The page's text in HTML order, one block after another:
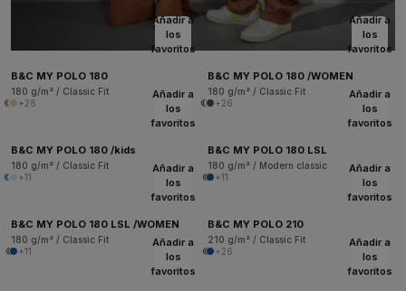
Añadir a
los
favoritos
B&C MY POLO 180
180 g/m² / Classic Fit
+26
Añadir a
los
favoritos
B&C MY POLO 180 /WOMEN
180 g/m² / Classic Fit
+26
Añadir a
los
favoritos
B&C MY POLO 180 /kids
180 g/m² / Classic Fit
+11
Añadir a
los
favoritos
B&C MY POLO 180 LSL
180 g/m² / Modern classic
+11
Añadir a
los
favoritos
B&C MY POLO 180 LSL /WOMEN
180 g/m² / Classic Fit
+11
Añadir a
los
favoritos
B&C MY POLO 210
210 g/m² / Classic Fit
+26
Añadir a
los
favoritos
Añadir a
los
favoritos